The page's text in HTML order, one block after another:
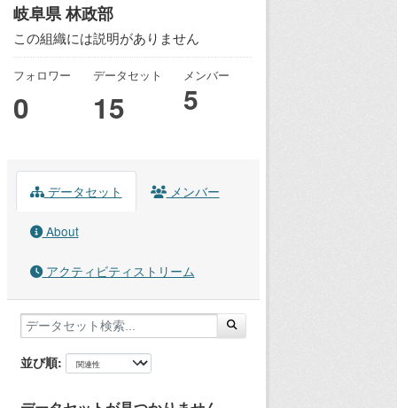
岐阜県 林政部
この組織には説明がありません
フォロワー
0
データセット
15
メンバー
5
データセット メンバー
About
アクティビティストリーム
並び順